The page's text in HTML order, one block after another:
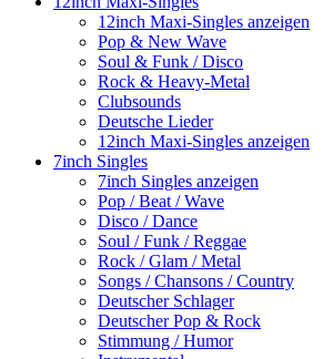
12inch Maxi-Singles anzeigen
Pop & New Wave
Soul & Funk / Disco
Rock & Heavy-Metal
Clubsounds
Deutsche Lieder
12inch Maxi-Singles anzeigen
7inch Singles
7inch Singles anzeigen
Pop / Beat / Wave
Disco / Dance
Soul / Funk / Reggae
Rock / Glam / Metal
Songs / Chansons / Country
Deutscher Schlager
Deutscher Pop & Rock
Stimmung / Humor